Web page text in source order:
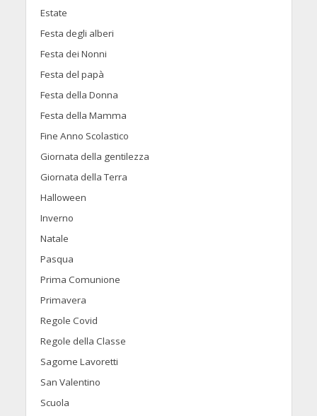
Estate
Festa degli alberi
Festa dei Nonni
Festa del papà
Festa della Donna
Festa della Mamma
Fine Anno Scolastico
Giornata della gentilezza
Giornata della Terra
Halloween
Inverno
Natale
Pasqua
Prima Comunione
Primavera
Regole Covid
Regole della Classe
Sagome Lavoretti
San Valentino
Scuola